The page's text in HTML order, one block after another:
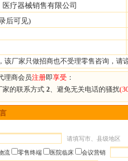
疗器械销售有限公司
后可见)
，该厂家只做招商也不受理零售咨询，请
理商会员注册即享受 ：
家的联系方式 2、避免无关电话的骚扰
请填写市、县级地区
流 零售终端 医院临床
会议营销